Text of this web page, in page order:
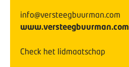
info@versteegbuurman.com
www.versteegbuurman.com
Check het lidmaatschap